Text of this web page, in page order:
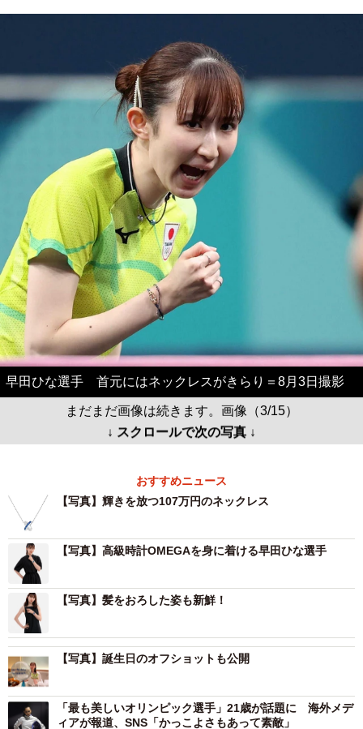
早田ひな選手 首元にはネックレスがきらり＝8月3日撮影
まだまだ画像は続きます。画像（3/15）
↓ スクロールで次の写真 ↓
おすすめニュース
【写真】輝きを放つ107万円のネックレス
【写真】高級時計OMEGAを身に着ける早田ひな選手
【写真】髪をおろした姿も新鮮！
【写真】誕生日のオフショットも公開
「最も美しいオリンピック選手」21歳が話題に 海外メデ
ィアが報道、SNS「かっこよさもあって素敵」